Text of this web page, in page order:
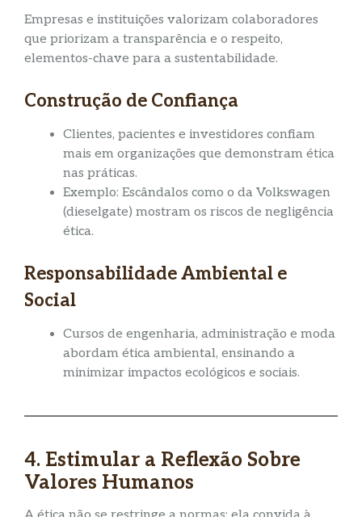
Empresas e instituições valorizam colaboradores
que priorizam a transparência e o respeito,
elementos-chave para a sustentabilidade.
Construção de Confiança
Clientes, pacientes e investidores confiam
mais em organizações que demonstram ética
nas práticas.
Exemplo: Escândalos como o da Volkswagen
(dieselgate) mostram os riscos de negligência
ética.
Responsabilidade Ambiental e
Social
Cursos de engenharia, administração e moda
abordam ética ambiental, ensinando a
minimizar impactos ecológicos e sociais.
4. Estimular a Reflexão Sobre
Valores Humanos